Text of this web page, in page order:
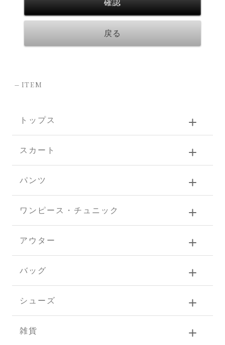
-ITEM
トップス
スカート
パンツ
ワンピース・チュニック
アウター
バッグ
シューズ
雑貨